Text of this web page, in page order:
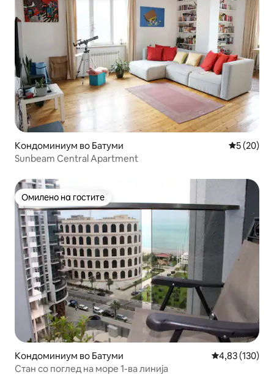
Кондоминиум во Батуми Просечна
5 (20)
Sunbeam Central Apartment
Омилено на гостите
Омилено на гостите
Кондоминиум во Батуми Просечна
4,83 (130)
Стан со поглед на море 1-ва линија